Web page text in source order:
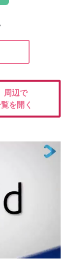
周辺で
を開く